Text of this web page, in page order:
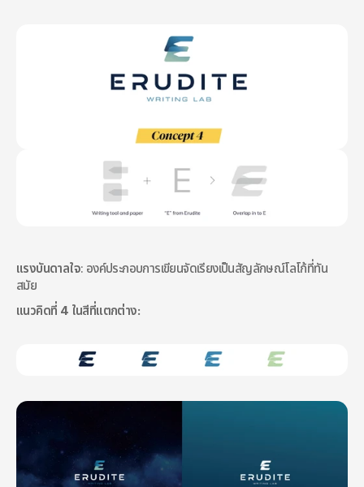
แรงบันดาลใจ: องค์ประกอบการเขียนจัดเรียงเป็นสัญลักษณ์โลโก้ที่ทัน
สมัย
แนวคิดที่ 4 ในสีที่แตกต่าง: